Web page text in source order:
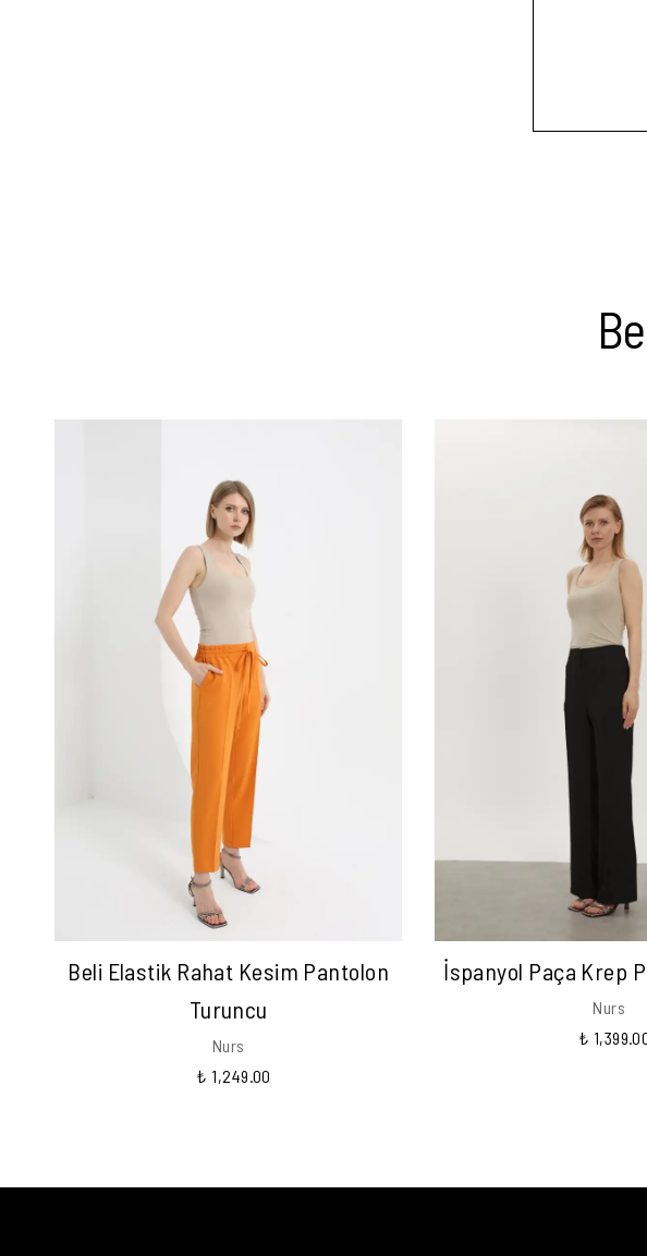
Beli Elastik Rahat Kesim Pantolon
Turuncu
Nurs
₺ 1,249.00
İspanyol Paça Krep
Nurs
₺